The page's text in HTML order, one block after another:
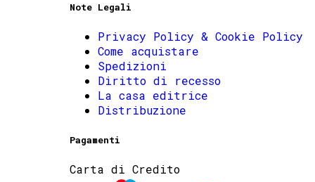
Note Legali
Privacy Policy & Cookie Policy
Come acquistare
Spedizioni
Diritto di recesso
La casa editrice
Distribuzione
Pagamenti
Carta di Credito